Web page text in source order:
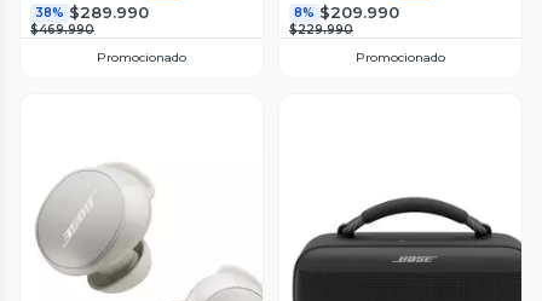
38% $289.990
$469.990
Promocionado
8% $209.990
$229.990
Promocionado